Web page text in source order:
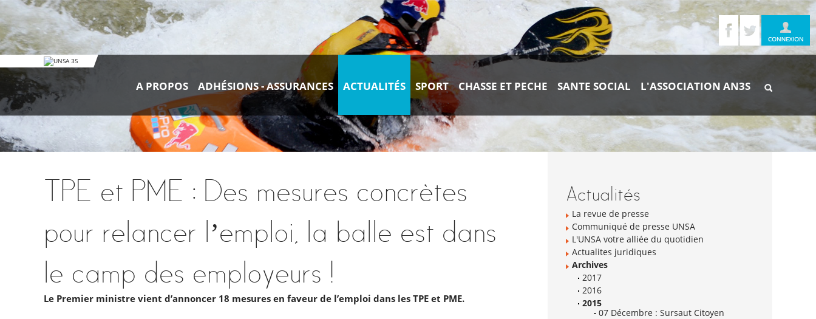
Aller
au
|
Aller
à
navigation
Chercher par
A PROPOS ADHÉSIONS - ASSURANCES ACTUALITÉS SPORT CHASSE ET PECHE SANTE SOCIAL L'ASSOCIATION AN3S
Navigation
Actualités
La revue de presse
Communiqué de presse UNSA
L'UNSA votre alliée du quotidien
Actualites juridiques
Archives
2017
2016
2015
07 Décembre : Sursaut Citoyen
TPE et PME : Des mesures concrètes
pour relancer l’emploi, la balle est dans
le camp des employeurs !
Le Premier ministre vient d’annoncer 18 mesures en faveur de l’emploi dans les TPE et PME.